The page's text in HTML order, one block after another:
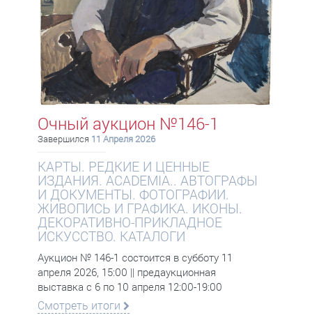
Очный аукцион №146-1
Завершился 11 Апреля 2026
КАРТЫ. РЕДКИЕ И ЦЕННЫЕ
ИЗДАНИЯ. ACADEMIA.. АВТОГРАФЫ
И ДОКУМЕНТЫ. ФОТОГРАФИИ.
ЖИВОПИСЬ И ГРАФИКА. ИКОНЫ.
ДЕКОРАТИВНО-ПРИКЛАДНОЕ
ИСКУССТВО. КАТАЛОГИ
Аукцион № 146-1 состоится в субботу 11
апреля 2026, 15:00 || предаукционная
выставка с 6 по 10 апреля 12:00-19:00
Смотреть итоги